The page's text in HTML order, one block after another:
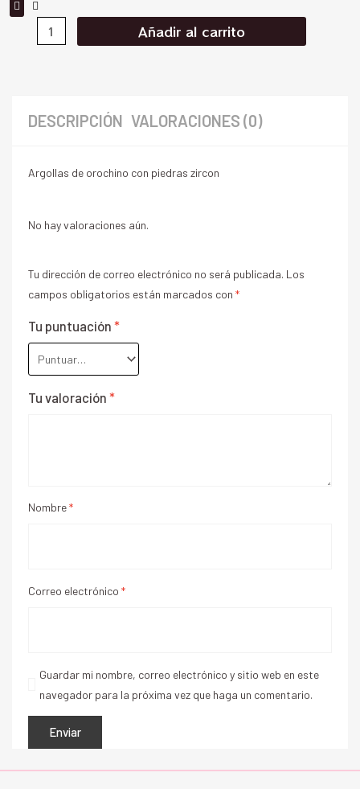
Añadir al carrito
DESCRIPCIÓN VALORACIONES (0)
Argollas de orochino con piedras zircon
No hay valoraciones aún.
Tu dirección de correo electrónico no será publicada. Los
campos obligatorios están marcados con *
Tu puntuación *
Tu valoración *
Nombre*
Correo electrónico *
Guardar mi nombre, correo electrónico y sitio web en este
navegador para la próxima vez que haga un comentario.